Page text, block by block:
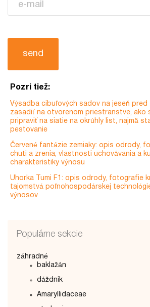
send
Pozri tiež:
Výsadba cibuľových sadov na jeseň pred
zasadiť na otvorenom priestranstve, ako
pripraviť na siatie na okrúhly list, najmä
pestovanie
Červené fantázie zemiaky: opis odrody,
chuti a zrenia, vlastnosti uchovávania a
charakteristiky výnosu
Uhorka Tumi F1: opis odrody, fotografie
tajomstvá poľnohospodárskej
výnosov
Populárne sekcie
záhradné
baklažán
dáždnik
Amaryllidaceae